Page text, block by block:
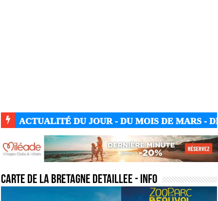
ACTUALITÉ GUERRE UKRAINE-RUSSIE
carte de la bretagne detaillee - Info